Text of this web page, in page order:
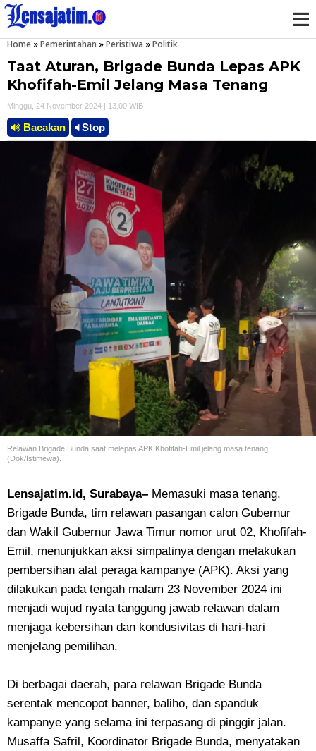
u
Home »Pemerintahan »Peristiwa »Politik
Taat Aturan, Brigade Bunda Lepas APK
Khofifah-Emil Jelang Masa Tenang
Minggu, 24 November 2024 | 13.00 WIB
Bacakan Stop
Relawan Brigade Bunda saat melepas APK Khofifah-Emil jelang masa tenang.
(Dok/Istimewa).
Lensajatim.id, Surabaya– Memasuki masa tenang,
Brigade Bunda, tim relawan pasangan calon Gubernur
dan Wakil Gubernur Jawa Timur nomor urut 02, Khofifah-
Emil, menunjukkan aksi simpatinya dengan melakukan
pembersihan alat peraga kampanye (APK). Aksi yang
dilakukan pada tengah malam 23 November 2024 ini
menjadi wujud nyata tanggung jawab relawan dalam
menjaga kebersihan dan kondusivitas di hari-hari
menjelang pemilihan.
Di berbagai daerah, para relawan Brigade Bunda
serentak mencopot banner, baliho, dan spanduk
kampanye yang selama ini terpasang di pinggir jalan.
Musaffa Safril, Koordinator Brigade Bunda, menyatakan